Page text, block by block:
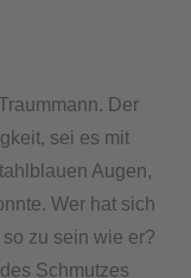
Der
sei es mit
Augen,
Wer hat sich
zu sein wie er?
Schmutzes